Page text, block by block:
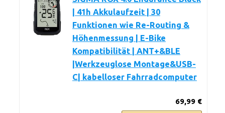
| 41h Akkulaufzeit | 30
Funktionen wie Re-Routing &
Höhenmessung | E-Bike
Kompatibilität | ANT+&BLE
|Werkzeuglose Montage&USB-
C| kabelloser Fahrradcomputer
69,99 €